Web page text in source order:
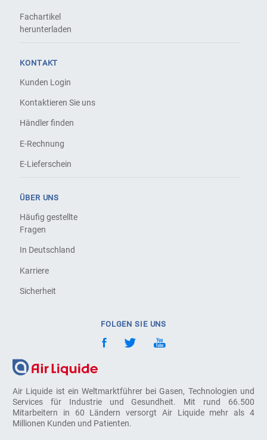
Air Liquide ist ein Weltmarktführer bei Gasen, Technologien und
Services für Industrie und Gesundheit. Mit rund 66.500
Mitarbeitern in 60 Ländern versorgt Air Liquide mehr als 4
Millionen Kunden und Patienten.
Fachartikel
herunterladen
KONTAKT
Kunden Login
Kontaktieren Sie uns
Händler finden
E-Rechnung
E-Lieferschein
ÜBER UNS
Häufig gestellte
Fragen
In Deutschland
Karriere
Sicherheit
FOLGEN SIE UNS